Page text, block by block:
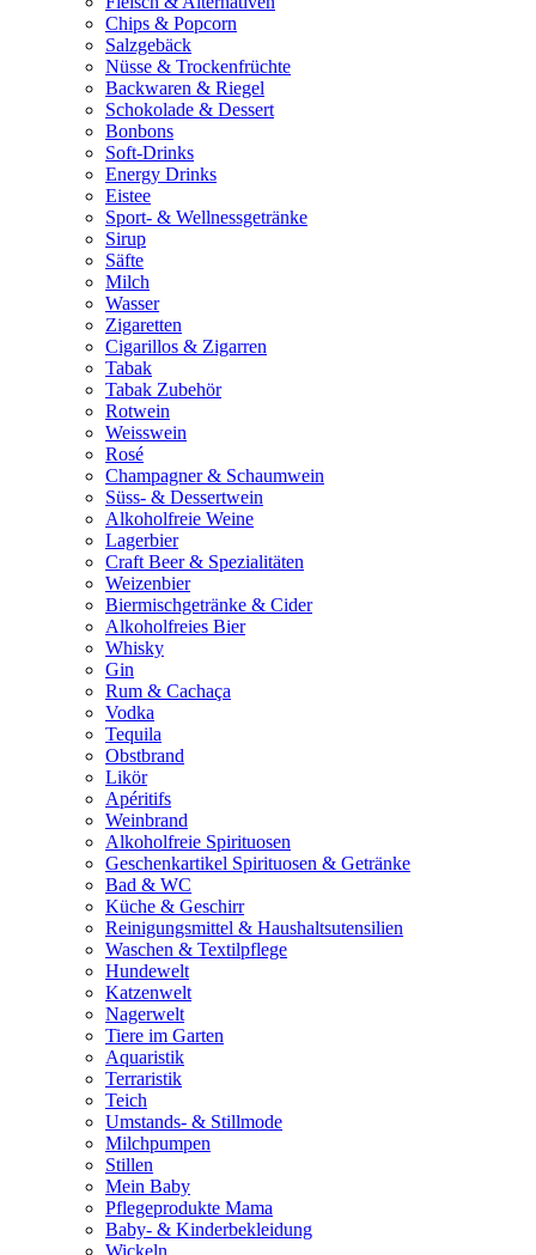
Chips & Popcorn
Salzgebäck
Nüsse & Trockenfrüchte
Backwaren & Riegel
Schokolade & Dessert
Bonbons
Soft-Drinks
Energy Drinks
Eistee
Sport- & Wellnessgetränke
Sirup
Säfte
Milch
Wasser
Zigaretten
Cigarillos & Zigarren
Tabak
Tabak Zubehör
Rotwein
Weisswein
Rosé
Champagner & Schaumwein
Süss- & Dessertwein
Alkoholfreie Weine
Lagerbier
Craft Beer & Spezialitäten
Weizenbier
Biermischgetränke & Cider
Alkoholfreies Bier
Whisky
Gin
Rum & Cachaça
Vodka
Tequila
Obstbrand
Likör
Apéritifs
Weinbrand
Alkoholfreie Spirituosen
Geschenkartikel Spirituosen & Getränke
Bad & WC
Küche & Geschirr
Reinigungsmittel & Haushaltsutensilien
Waschen & Textilpflege
Hundewelt
Katzenwelt
Nagerwelt
Tiere im Garten
Aquaristik
Terraristik
Teich
Umstands- & Stillmode
Milchpumpen
Stillen
Mein Baby
Pflegeprodukte Mama
Baby- & Kinderbekleidung
Wickeln